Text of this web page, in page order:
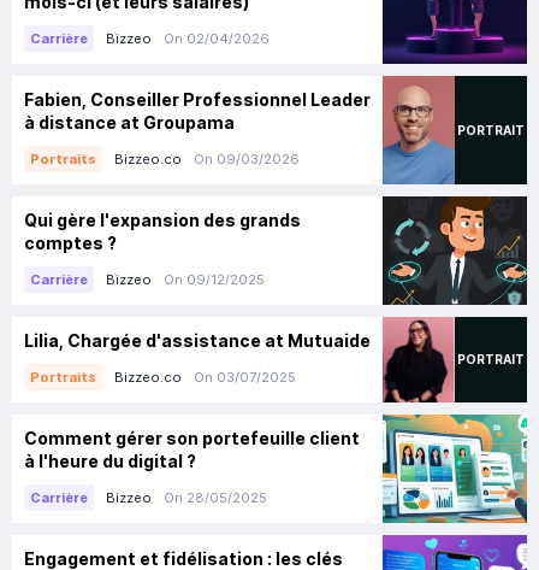
Carrière Bizzeo On 02/04/2026
Fabien, Conseiller Professionnel Leader
à distance at Groupama
Portraits Bizzeo.co On 09/03/2026
PORTRAIT
Qui gère l'expansion des grands
comptes ?
Carrière Bizzeo On 09/12/2025
Lilia, Chargée d'assistance at Mutuaide
Portraits Bizzeo.co On 03/07/2025
PORTRAIT
Comment gérer son portefeuille client
à l'heure du digital ?
Carrière Bizzeo On 28/05/2025
Engagement et fidélisation : les clés